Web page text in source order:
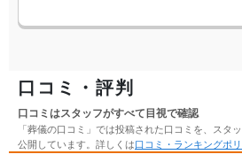
口コミ・評判
口コミはスタッフがすべて目視で確認
「葬儀の口コミ」では投稿された口コミを、スタ
公開しています。詳しくは口コミ・ランキングポ